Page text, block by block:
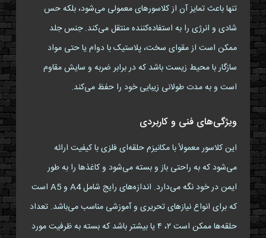
تنها باعث تمایز آن از کلاسورهای معمولی می‌شود، بلکه حس
شادی و انرژی را به استفاده‌کننده منتقل می‌کند. جنس جلد
ممکن است از مقوای سخت، پلاستیک با دوام یا حتی مواد
سازگار با محیط زیست باشد که در برابر ضربه و سایش مقاوم
است و به مدت طولانی زیبایی خود را حفظ می‌کند.
ویژگی‌های فنی و کاربردی
این کلاسور معمولاً با مکانیزم حلقه‌ای فلزی با کیفیت ارائه
می‌شود که به راحتی باز و بسته می‌شود و کاغذها را به طور
ایمن در خود نگه می‌دارد. اندازه‌های رایج شامل A4 و A5 است
که برای انواع نیازهای تحریری و آموزشی مناسب می‌باشد. تعداد
حلقه‌ها ممکن است ۲، ۴ یا بیشتر باشد که بسته به ظرفیت مورد